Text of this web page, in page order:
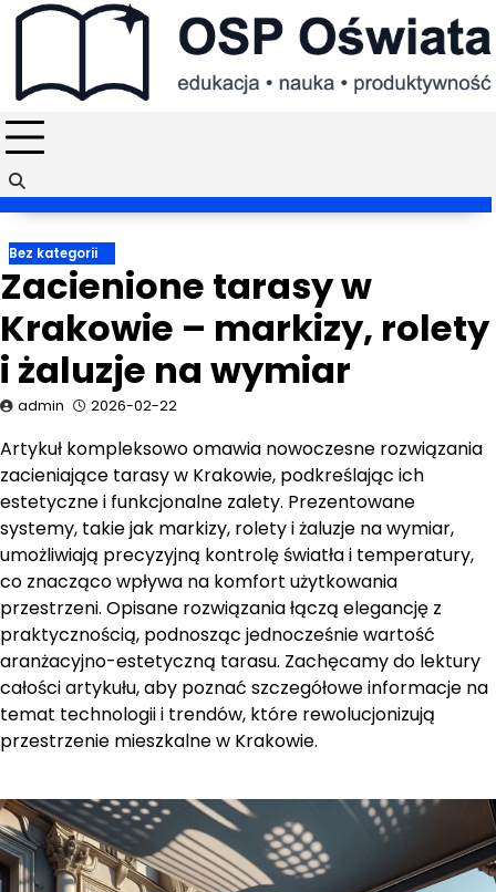
Skip
Bez kategorii
Zacienione tarasy w
Krakowie – markizy, rolety
i żaluzje na wymiar
admin 2026-02-22
Artykuł kompleksowo omawia nowoczesne rozwiązania
zacieniające tarasy w Krakowie, podkreślając ich
estetyczne i funkcjonalne zalety. Prezentowane
systemy, takie jak markizy, rolety i żaluzje na wymiar,
umożliwiają precyzyjną kontrolę światła i temperatury,
co znacząco wpływa na komfort użytkowania
przestrzeni. Opisane rozwiązania łączą elegancję z
praktycznością, podnosząc jednocześnie wartość
aranżacyjno-estetyczną tarasu. Zachęcamy do lektury
całości artykułu, aby poznać szczegółowe informacje na
temat technologii i trendów, które rewolucjonizują
przestrzenie mieszkalne w Krakowie.